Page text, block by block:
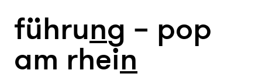
führung – pop
am rhein